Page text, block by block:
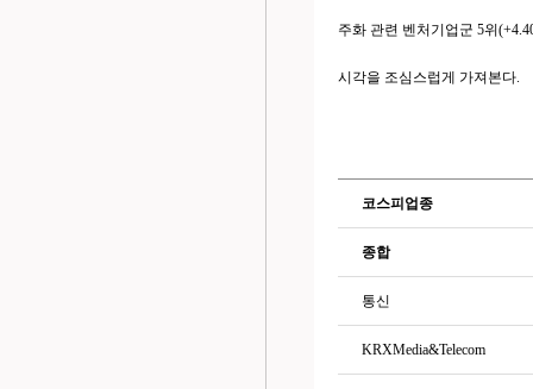
주화 관련 벤처기업군 5위
시각을 조심스럽게 가져본다.
코스피업종
종합
통신
KRXMedia&Telecom